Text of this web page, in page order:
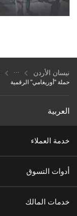
نيسان الأردن
حملة "أوريغامي" الرقمية
العربية
G
E
خدمة العملاء
G
أدوات التسوق
خدمات المالك